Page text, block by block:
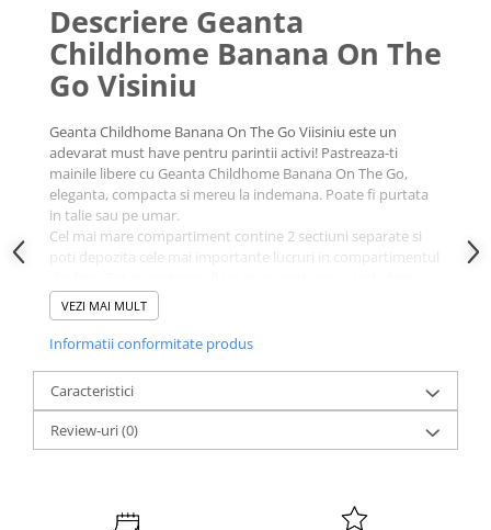
Descriere Geanta
Childhome Banana On The
Go Visiniu
Geanta Childhome Banana On The Go Viisiniu este un
adevarat must have pentru parintii activi! Pastreaza-ti
mainile libere cu Geanta Childhome Banana On The Go,
eleganta, compacta si mereu la indemana. Poate fi purtata
in talie sau pe umar.
Cel mai mare compartiment contine 2 sectiuni separate si
poti depozita cele mai importante lucruri in compartimentul
magnetica in care poti depozita incarcatorul telefonului
mobil de exemplu.
VEZI MAI MULT
Informatii conformitate produs
Caracteristici
Review-uri(0)